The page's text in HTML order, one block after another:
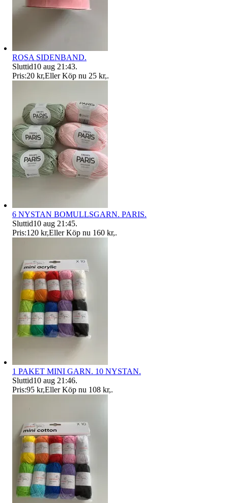
ROSA SIDENBAND.
Sluttid10 aug 21:43.
Pris:20 kr,Eller Köp nu 25 kr,.
6 NYSTAN BOMULLSGARN. PARIS.
Sluttid10 aug 21:45.
Pris:120 kr,Eller Köp nu 160 kr,.
1 PAKET MINI GARN. 10 NYSTAN.
Sluttid10 aug 21:46.
Pris:95 kr,Eller Köp nu 108 kr,.